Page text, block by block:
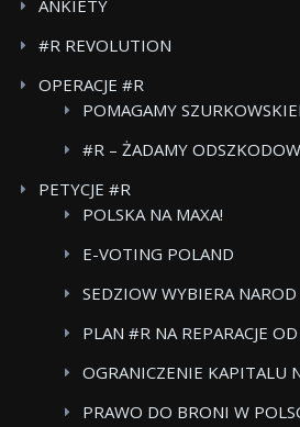
ANKIETY
#R REVOLUTION
OPERACJE #R
POMAGAMY
#R – ŻADAMY
CARE
PETYCJE #R
POLSKA NA MAXA!
E-VOTING POLAND
SEDZIOW WYBIERA NAROD
PLAN #R NA REPARACJE
OGRANICZENIE KAPITALU
PRAWO DO BRONI W